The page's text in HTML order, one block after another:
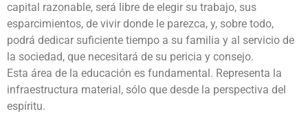
capital razonable, será libre de elegir su trabajo, sus
esparcimientos, de vivir donde le parezca, y, sobre todo,
podrá dedicar suficiente tiempo a su familia y al servicio de
la sociedad, que necesitará de su pericia y consejo.
Esta área de la educación es fundamental. Representa la
infraestructura material, sólo que desde la perspectiva del
espíritu.